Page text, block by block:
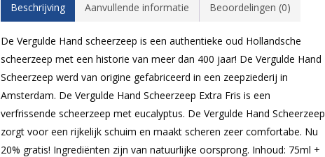
Beschrijving Aanvullende informatie Beoordelingen (0)
De Vergulde Hand scheerzeep is een authentieke oud Hollandsche
scheerzeep met een historie van meer dan 400 jaar! De Vergulde Hand
Scheerzeep werd van origine gefabriceerd in een zeepziederij in
Amsterdam. De Vergulde Hand Scheerzeep Extra Fris is een
verfrissende scheerzeep met eucalyptus. De Vergulde Hand Scheerzeep
zorgt voor een rijkelijk schuim en maakt scheren zeer comfortabe. Nu
20% gratis! Ingrediënten zijn van natuurlijke oorsprong. Inhoud: 75ml +